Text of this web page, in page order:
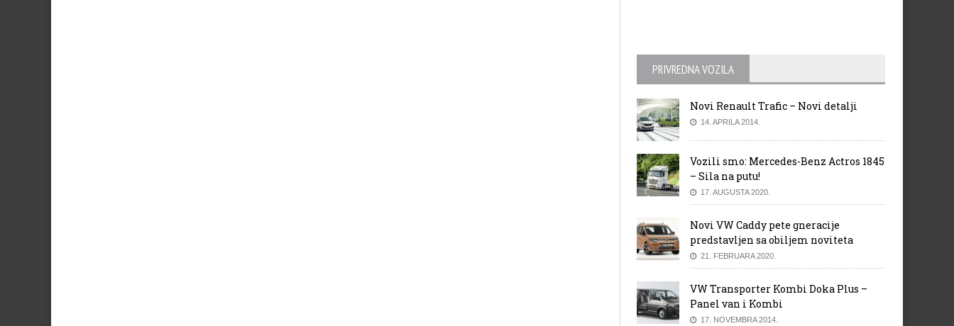
PRIVREDNA VOZILA
Novi Renault Trafic – Novi detalji
14. APRILA 2014.
Vozili smo: Mercedes-Benz Actros 1845
– Sila na putu!
17. AUGUSTA 2020.
Novi VW Caddy pete gneracije
predstavljen sa obiljem noviteta
21. FEBRUARA 2020.
VW Transporter Kombi Doka Plus –
Panel van i Kombi
17. NOVEMBRA 2014.